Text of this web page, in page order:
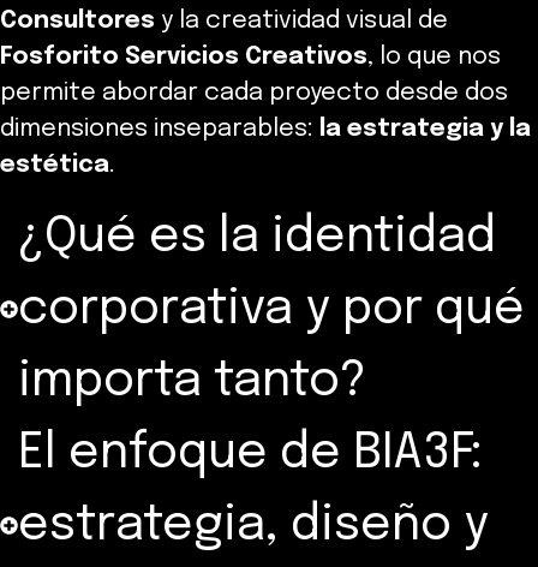
Consultores y la creatividad visual de
Fosforito Servicios Creativos, lo que nos
permite abordar cada proyecto desde dos
dimensiones inseparables: la estrategia y la
estética.
¿Qué es la identidad
corporativa y por qué
importa tanto?
El enfoque de BIA3F:
estrategia, diseño y